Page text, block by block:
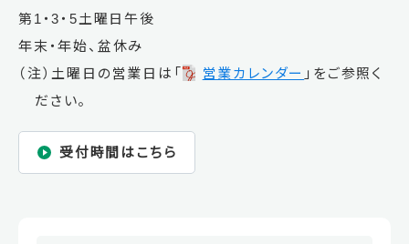
第1・3・5土曜日午後
年末・年始、盆休み
（注）土曜日の営業日は「
営業カレンダー 」をご参照く
ださい。
受付時間はこちら